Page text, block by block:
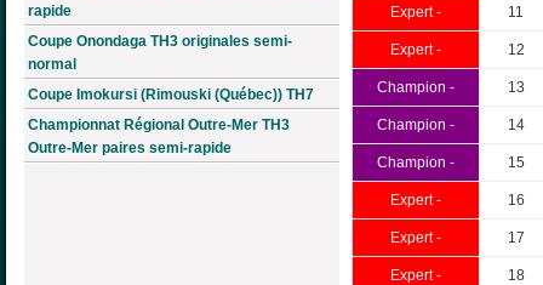
rapide
Coupe Onondaga TH3 originales semi-
normal
Coupe Imokursi (Rimouski (Québec)) TH7
Championnat Régional Outre-Mer TH3
Outre-Mer paires semi-rapide
Expert - 11
Expert - 12
Champion - 13
Champion - 14
Champion - 15
Expert - 16
Expert - 17
Expert - 18